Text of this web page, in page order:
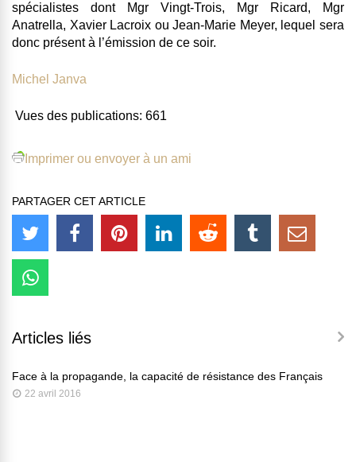
spécialistes dont Mgr Vingt-Trois, Mgr Ricard, Mgr
Anatrella, Xavier Lacroix ou Jean-Marie Meyer, lequel sera
donc présent à l’émission de ce soir.
Michel Janva
Vues des publications: 661
Imprimer ou envoyer à un ami
PARTAGER CET ARTICLE
Articles liés
Face à la propagande, la capacité de résistance des Français
22 avril 2016